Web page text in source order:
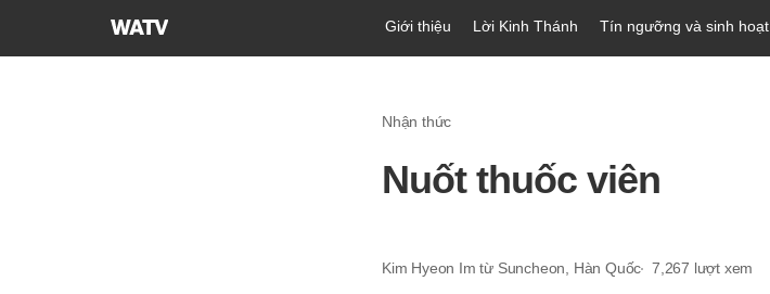
Hội
Giới thiệu Lời Kinh Thánh Tín ngưỡng và sinh hoạt
Nhận thức
Nuốt thuốc viên
Kim Hyeon Im từ Suncheon, Hàn Quốc 7,267 lượt xem